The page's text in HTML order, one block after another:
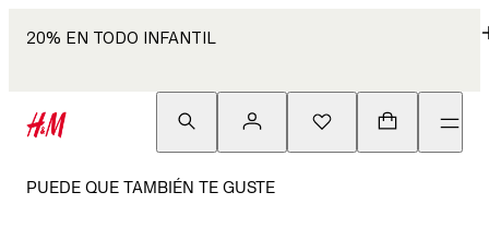
20% EN TODO INFANTIL
PUEDE QUE TAMBIÉN TE GUSTE